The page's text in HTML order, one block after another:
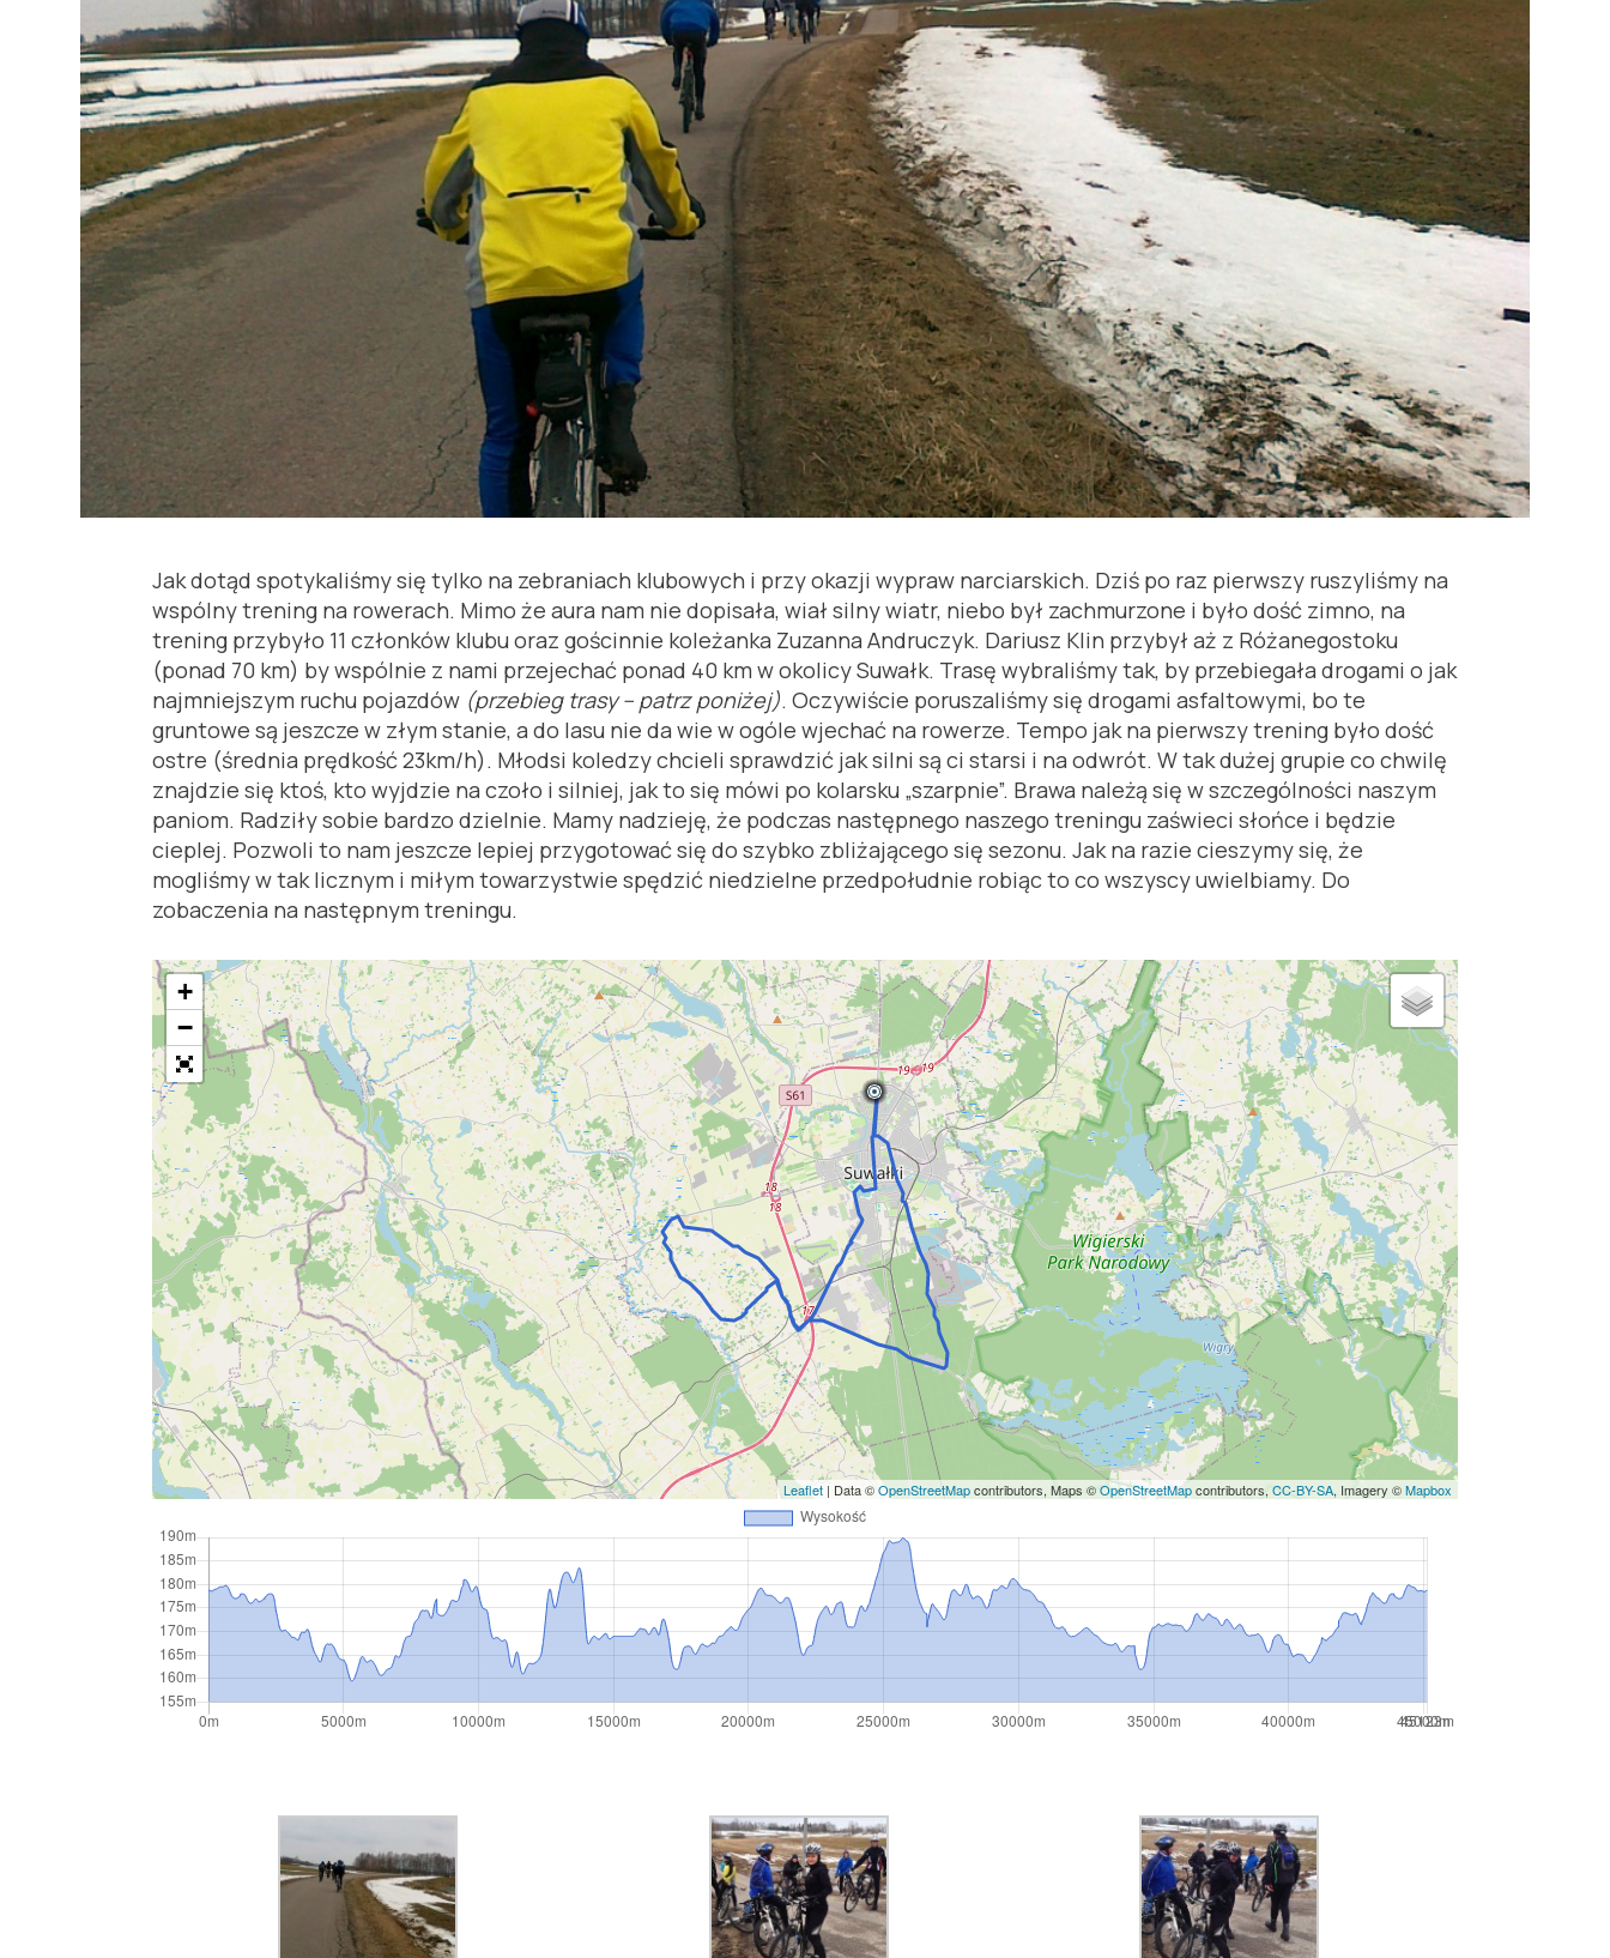
Jak dotąd spotykaliśmy się tylko na zebraniach klubowych i przy okazji wypraw narciarskich. Dziś po raz pierwszy ruszyliśmy na
wspólny trening na rowerach. Mimo że aura nam nie dopisała, wiał silny wiatr, niebo był zachmurzone i było dość zimno, na
trening przybyło 11 członków klubu oraz gościnnie koleżanka Zuzanna Andruczyk. Dariusz Klin przybył aż z Różanegostoku
(ponad 70 km) by wspólnie z nami przejechać ponad 40 km w okolicy Suwałk. Trasę wybraliśmy tak, by przebiegała drogami o jak
najmniejszym ruchu pojazdów (przebieg trasy – patrz poniżej). Oczywiście poruszaliśmy się drogami asfaltowymi, bo te
gruntowe są jeszcze w złym stanie, a do lasu nie da wie w ogóle wjechać na rowerze. Tempo jak na pierwszy trening było dość
ostre (średnia prędkość 23km/h). Młodsi koledzy chcieli sprawdzić jak silni są ci starsi i na odwrót. W tak dużej grupie co chwilę
znajdzie się ktoś, kto wyjdzie na czoło i silniej, jak to się mówi po kolarsku „szarpnie”. Brawa należą się w szczególności naszym
paniom. Radziły sobie bardzo dzielnie. Mamy nadzieję, że podczas następnego naszego treningu zaświeci słońce i będzie
cieplej. Pozwoli to nam jeszcze lepiej przygotować się do szybko zbliżającego się sezonu. Jak na razie cieszymy się, że
mogliśmy w tak licznym i miłym towarzystwie spędzić niedzielne przedpołudnie robiąc to co wszyscy uwielbiamy. Do
zobaczenia na następnym treningu.
+
−
Leaflet| Data ©OpenStreetMapcontributors, Maps ©OpenStreetMapcontributors, CC-BY-SA, Imagery ©Mapbox